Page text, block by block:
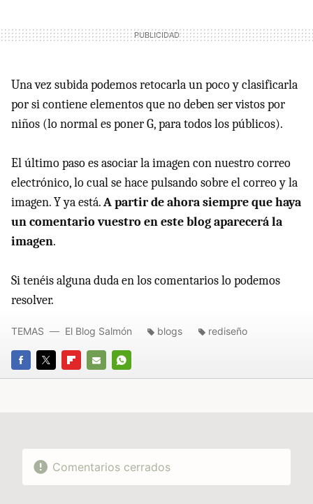
Una vez subida podemos retocarla un poco y clasificarla
por si contiene elementos que no deben ser vistos por
niños (lo normal es poner G, para todos los públicos).
El último paso es asociar la imagen con nuestro correo
electrónico, lo cual se hace pulsando sobre el correo y la
imagen. Y ya está.A partir de ahora siempre que haya
un comentario vuestro en este blog aparecerá la
imagen.
Si tenéis alguna duda en los comentarios lo podemos
resolver.
FACEBOOK
TWITTERFLIPBOARD
E-
WHATSAPP
TEMAS El Blog Salmón blogs rediseño
Comentarios cerrados